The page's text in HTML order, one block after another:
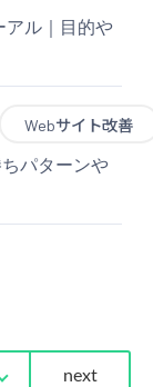
アル｜目的や
Webサイト改善
パターンや
next